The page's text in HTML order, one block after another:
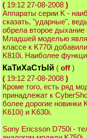
( 19:12 27-08-2008 )
Аппараты серии K -
сказать, "ударные",
обрела второе
Младшей моделью
классе к K770i
K810i. Наиболее
КаТиХаСтЫй ( off )
( 19:12 27-08-2008 )
Кроме того, есть ряд
принадлежат к
более дорогие новинки
K610i) и K630i.
Sony Ericsson D750i -